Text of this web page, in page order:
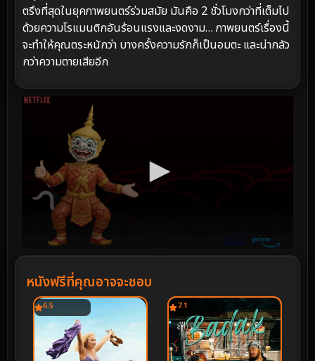
ตรึงที่สุดในยุคภาพยนตร์ร่วมสมัย มันคือ 2 ชั่วโมงกว่าที่เต็มไป
ด้วยความโรแมนติกอันร้อนแรงและงดงาม… ภาพยนตร์เรื่องนี้
จะทำให้คุณตระหนักว่า บางครั้งความรักก็เป็นอมตะ และน่ากลัว
กว่าความตายเสียอีก
หนังฟรีที่คุณอาจจะชอบ
6.5 7.1